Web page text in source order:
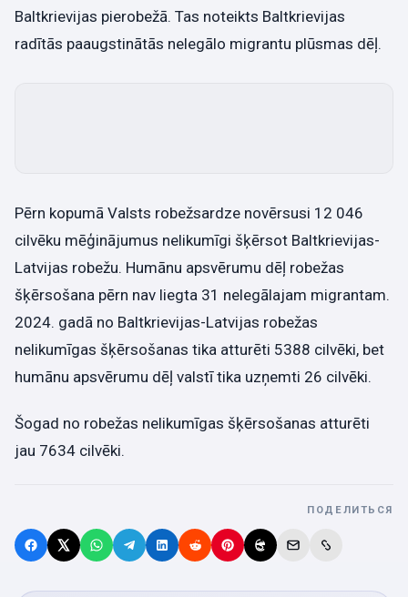
Baltkrievijas pierobežā. Tas noteikts Baltkrievijas
radītās paaugstinātās nelegālo migrantu plūsmas dēļ.
Pērn kopumā Valsts robežsardze novērsusi 12 046
cilvēku mēģinājumus nelikumīgi šķērsot Baltkrievijas-
Latvijas robežu. Humānu apsvērumu dēļ robežas
šķērsošana pērn nav liegta 31 nelegālajam migrantam.
2024. gadā no Baltkrievijas-Latvijas robežas
nelikumīgas šķērsošanas tika atturēti 5388 cilvēki, bet
humānu apsvērumu dēļ valstī tika uzņemti 26 cilvēki.
Šogad no robežas nelikumīgas šķērsošanas atturēti
jau 7634 cilvēki.
ПОДЕЛИТЬСЯ